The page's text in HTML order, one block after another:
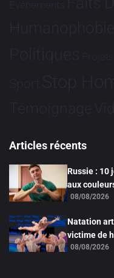
Evénements
Humanophobie
Politiques Projets
Sport Stop
Témoignage
Articles récents
Russie : 10
aux
08/08/2026
Natation
victime de
08/08/2026